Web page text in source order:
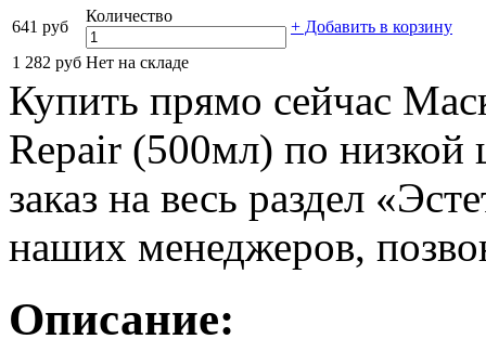
641 руб
Количество
+ Добавить в корзину
1 282 руб Нет на складе
Купить прямо сейчас
Repair (500мл) по
заказ на весь раздел
наших менеджеров,
Описание: